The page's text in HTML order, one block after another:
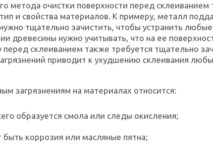
метода очистки поверхности перед склеиванием
и свойства материалов. К примеру, металл
тщательно зачистить, чтобы устранить
древесины нужно учитывать, что на ее
склеиванием также требуется тщательно
приводит к ухудшению склеивания
загрязнениям на материалах относится:
образуется смола или следы окисления;
коррозия или масляные пятна;